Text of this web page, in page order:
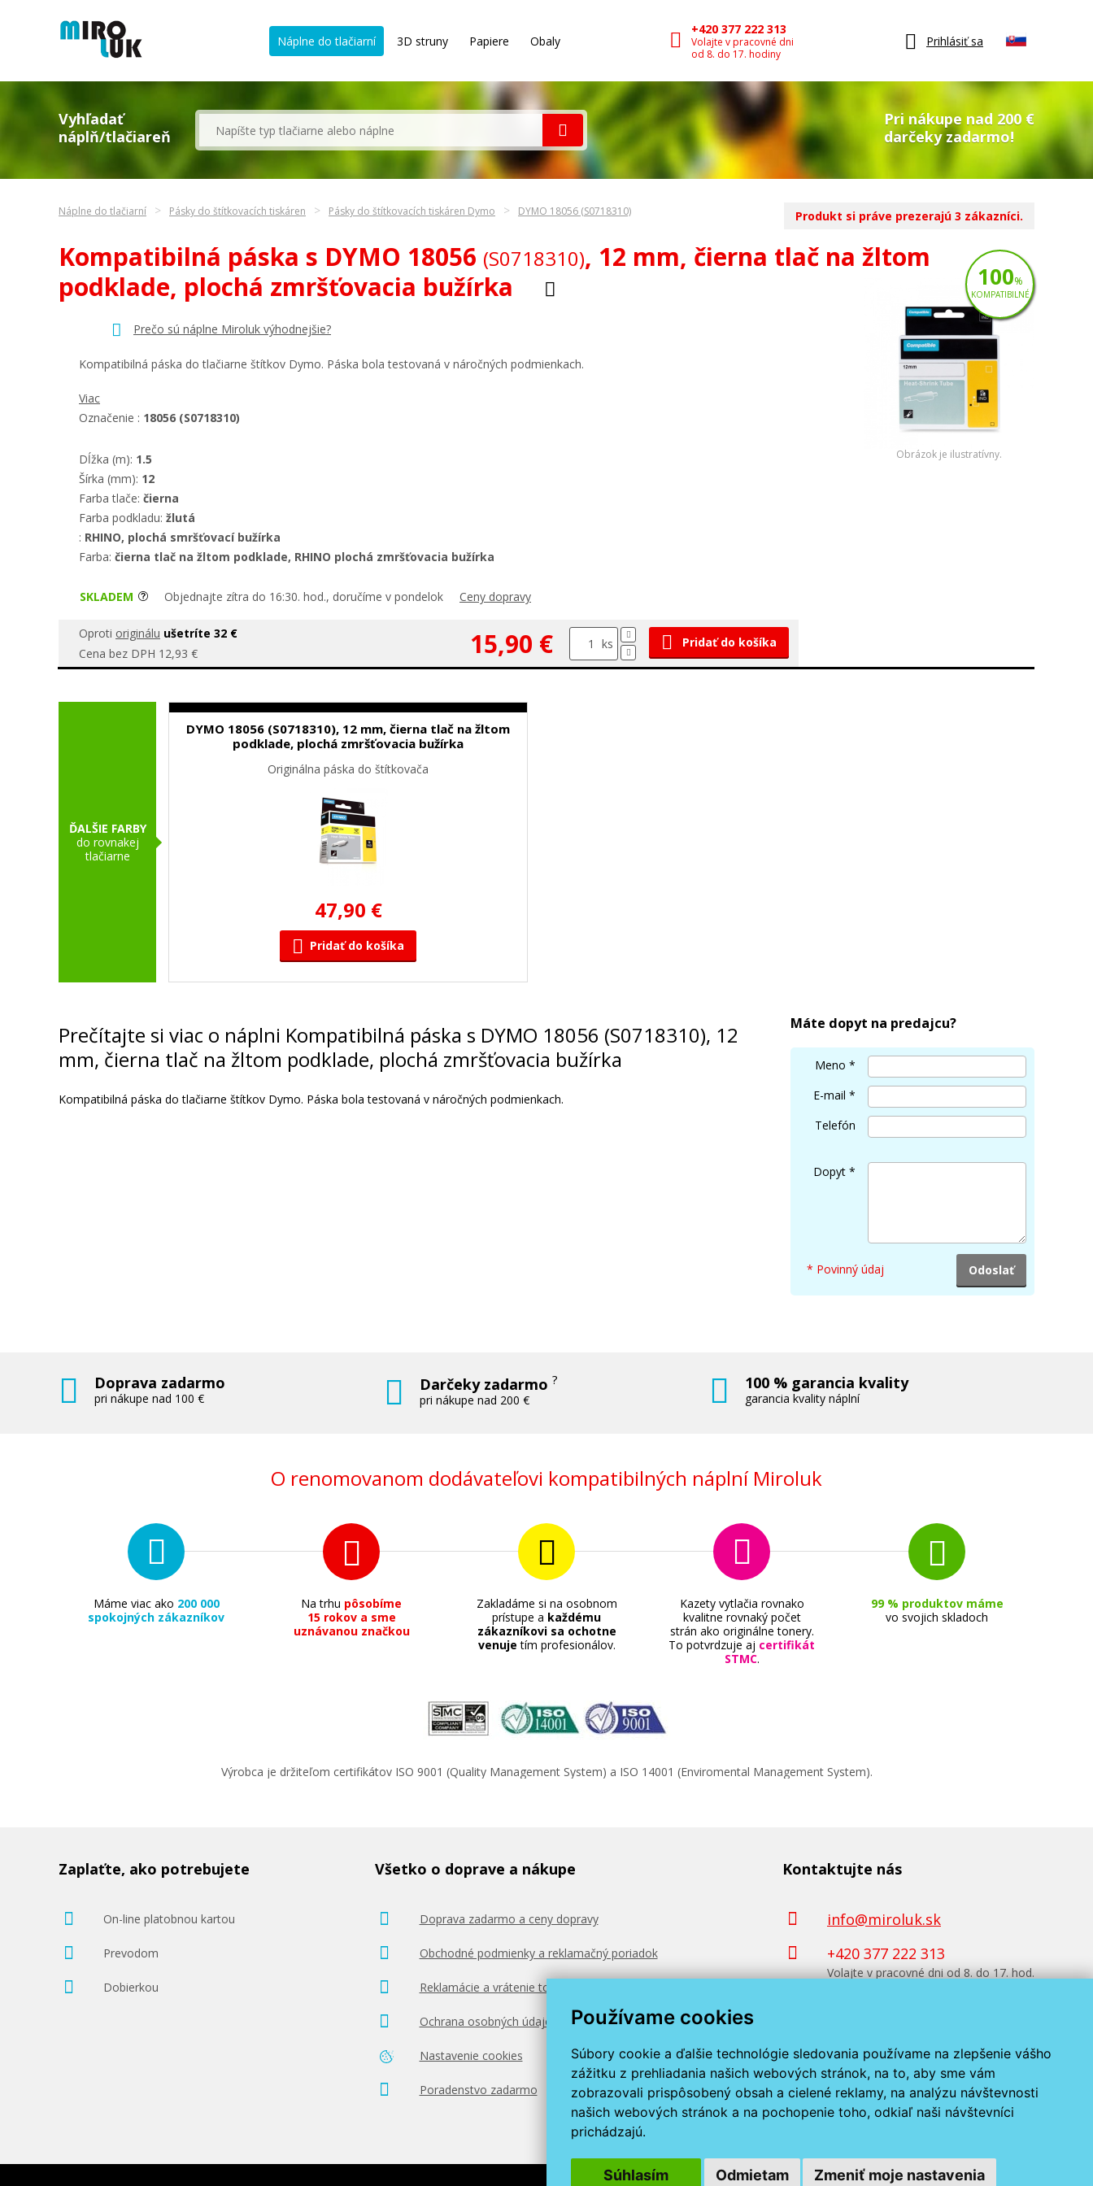
Používame cookies
Súbory cookie a ďalšie technológie sledovania používame na zlepšenie vášho
zážitku z prehliadania našich webových stránok, na to, aby sme vám
zobrazovali prispôsobený obsah a cielené reklamy, na analýzu návštevnosti
našich webových stránok a na pochopenie toho, odkiaľ naši návštevníci
prichádzajú.
Súhlasím Odmietam Zmeniť moje nastavenia
Náplne do tlačiarní 3D struny Papiere Obaly
+420 377 222 313
Volajte v pracovné dni
od 8. do 17. hodiny
Prihlásiť sa
Vyhľadať
náplň/tlačiareň
Pri nákupe nad 200 €
darčeky zadarmo!
Náplne do tlačiarní Pásky do štítkovacích tiskáren Pásky do štítkovacích tiskáren Dymo DYMO 18056 (S0718310)
Kompatibilná páska s DYMO 18056 (S0718310), 12 mm, čierna tlač na žltom
podklade, plochá zmršťovacia bužírka
Prečo sú náplne Miroluk výhodnejšie?
Kompatibilná páska do tlačiarne štítkov Dymo. Páska bola testovaná v náročných podmienkach.
Viac
Označenie : 18056 (S0718310)
Dĺžka (m): 1.5
Šírka (mm): 12
Farba tlače: čierna
Farba podkladu: žlutá
: RHINO, plochá smršťovací bužírka
Farba: čierna tlač na žltom podklade, RHINO plochá zmršťovacia bužírka
SKLADEM Objednajte zítra do 16:30. hod., doručíme v pondelok Ceny dopravy
Oproti originálu ušetríte 32 €
Cena bez DPH 12,93 €
15,90 € ks Pridať do košíka
Obrázok je ilustratívny.
100%
KOMPATIBILNÉ
Produkt si práve prezerajú 3 zákazníci.
ĎALŠIE FARBY
do rovnakej
tlačiarne
DYMO 18056 (S0718310), 12 mm, čierna tlač na žltom
podklade, plochá zmršťovacia bužírka
Originálna páska do štítkovača
47,90 €
Pridať do košíka
Máte dopyt na predajcu?
Meno *
E-mail *
Telefón
Dopyt *
* Povinný údaj
Prečítajte si viac o náplni Kompatibilná páska s DYMO 18056 (S0718310), 12
mm, čierna tlač na žltom podklade, plochá zmršťovacia bužírka
Kompatibilná páska do tlačiarne štítkov Dymo. Páska bola testovaná v náročných podmienkach.
Doprava zadarmo
pri nákupe nad 100 €
Darčeky zadarmo?
pri nákupe nad 200 €
100 % garancia kvality
garancia kvality náplní
O renomovanom dodávateľovi kompatibilných náplní Miroluk
Máme viac ako 200 000
spokojných zákazníkov
Na trhu pôsobíme
15 rokov a sme
uznávanou značkou
Zakladáme si na osobnom
prístupe a každému
zákazníkovi sa ochotne
venuje tím profesionálov.
Kazety vytlačia rovnako
kvalitne rovnaký počet
strán ako originálne tonery.
To potvrdzuje aj certifikát
STMC.
99 % produktov máme
vo svojich skladoch
Výrobca je držiteľom certifikátov ISO 9001 (Quality Management System) a ISO 14001 (Enviromental Management System).
Zaplaťte, ako potrebujete
On-line platobnou kartou
Prevodom
Dobierkou
Všetko o doprave a nákupe
Doprava zadarmo a ceny dopravy
Obchodné podmienky a reklamačný poriadok
Reklamácie a vrátenie tovaru
Ochrana osobných údajov
Nastavenie cookies
Poradenstvo zadarmo
Kontaktujte nás
info@miroluk.sk
+420 377 222 313
Volajte v pracovné dni od 8. do 17. hod.